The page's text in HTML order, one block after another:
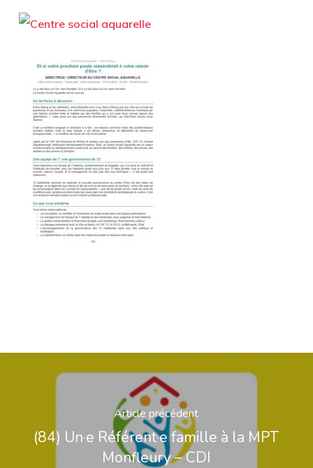
Article précédent
(84) Un·e Référent·e famille à la MPT
Monfleury – CDI